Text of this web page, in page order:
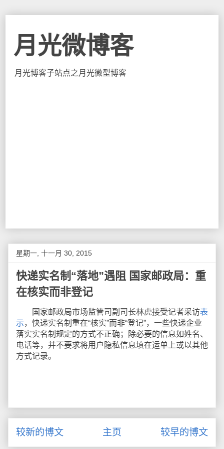
月光微博客
月光博客子站点之月光微型博客
星期一, 十一月 30, 2015
快递实名制“落地”遇阻 国家邮政局：重
在核实而非登记
国家邮政局市场监管司副司长林虎接受记者采访表
示，快递实名制重在“核实”而非“登记”，一些快递企业
落实实名制规定的方式不正确；除必要的信息如姓名、
电话等，并不要求将用户隐私信息填在运单上或以其他
方式记录。
较新的博文 较早的博文
主页